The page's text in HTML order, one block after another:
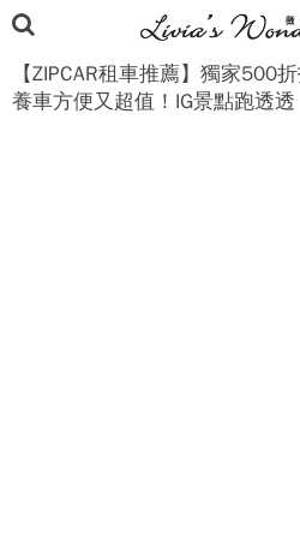
【ZIPCAR租車推薦】獨家500
養車方便又超值！IG景點跑透透